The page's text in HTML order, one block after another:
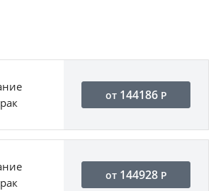
от 144186Р
от 144928Р